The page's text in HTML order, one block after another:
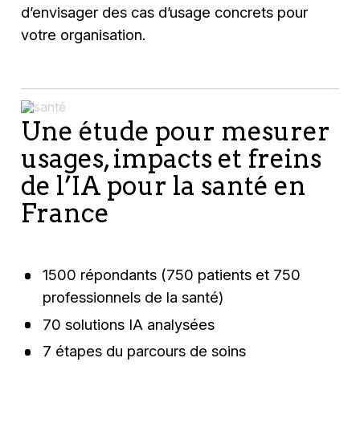
d’envisager des cas d’usage concrets pour
votre organisation.
Une étude pour mesurer
usages, impacts et freins
de l’IA pour la santé en
France
1500 répondants (750 patients et 750
professionnels de la santé)
70 solutions IA analysées
7 étapes du parcours de soins